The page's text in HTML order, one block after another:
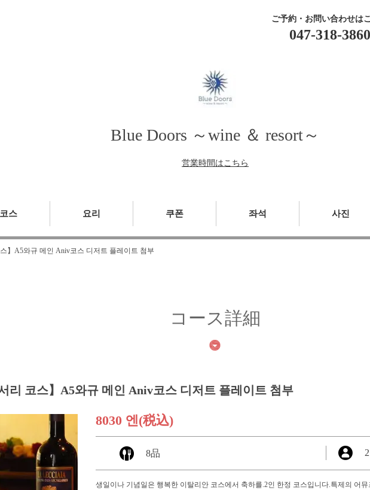
ご予約・お問い合わせは
047-318-3860
Blue Doors ～wine ＆ resort～
営業時間はこちら
코스 요리 쿠폰 좌석 사진
】A5와규 메인 Aniv코스 디저트 플레이트 첨부
コース詳細
리 코스】A5와규 메인 Aniv코스 디저트 플레이트 첨부
8030 엔(税込)
8品 2
생일이나 기념일은 행복한 이탈리안 코스에서 축하를.2인 한정 코스입니다.특제의 어